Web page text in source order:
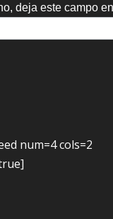
deja este campo
num=4 cols=2